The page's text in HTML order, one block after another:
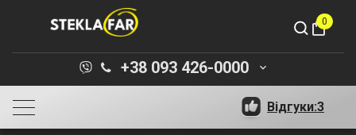
shopping_bag
0
+38 093 426-0000 keyboard_arrow_down
Відгуки:3